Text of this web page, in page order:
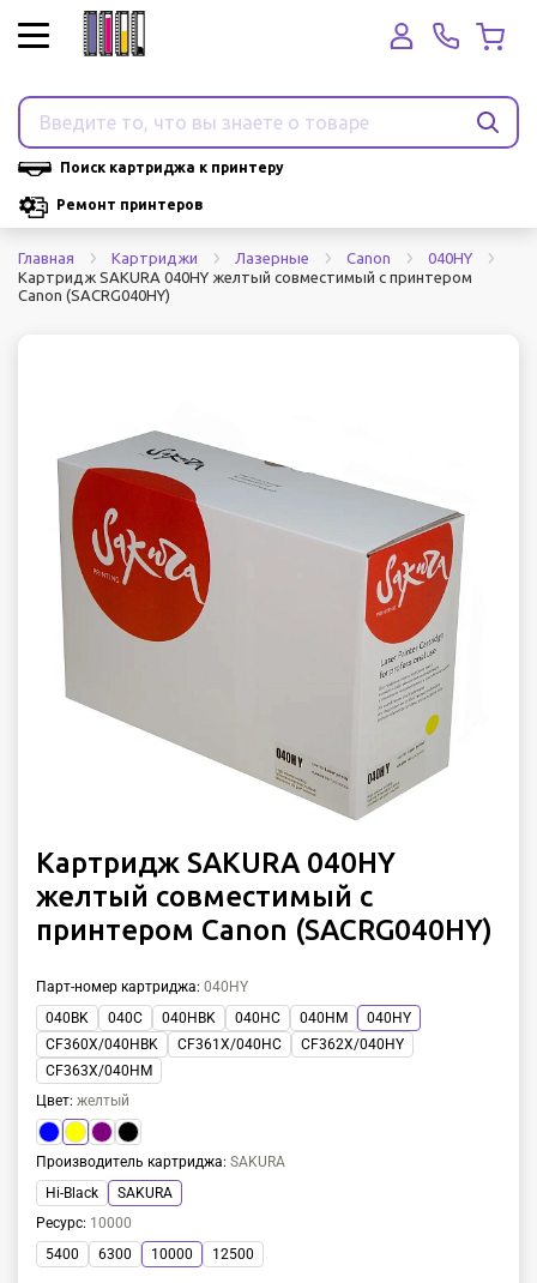
Поиск картриджа к принтеру
Ремонт принтеров
Главная Картриджи Лазерные Canon
040HY
Картридж SAKURA 040HY желтый совместимый с принтером
Canon (SACRG040HY)
Картридж SAKURA 040HY
желтый совместимый с
принтером Canon (SACRG040HY)
Парт-номер картриджа: 040HY
040BK
040C 040HBK 040HC 040HM
040HY
CF360X/040HBK
CF361X/040HC
CF362X/040HY
CF363X/040HM
Цвет: желтый
Производитель картриджа: SAKURA
Hi-Black
SAKURA
Ресурс: 10000
5400
6300 10000 12500